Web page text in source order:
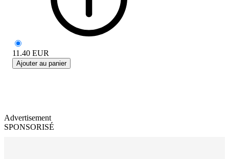
11.40 EUR
Ajouter au panier
Advertisement
SPONSORISÉ